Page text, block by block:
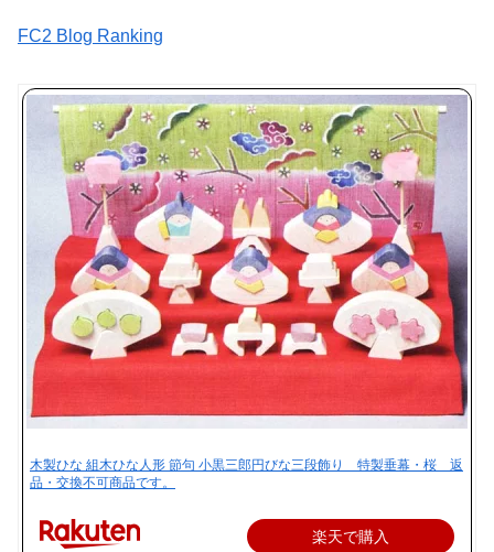
FC2 Blog Ranking
木製ひな 組木ひな人形 節句 小黒三郎円びな三段飾り 特製垂幕・桜 返
品・交換不可商品です。
楽天で購入